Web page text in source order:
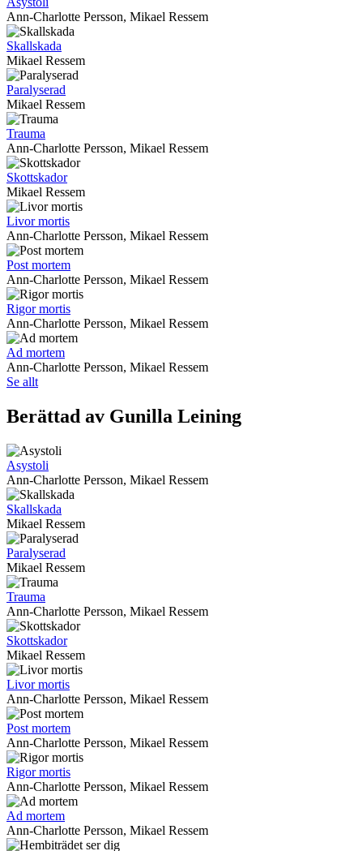
Ann-Charlotte Persson, Mikael Ressem
Skallskada
Mikael Ressem
Paralyserad
Mikael Ressem
Trauma
Ann-Charlotte Persson, Mikael Ressem
Skottskador
Mikael Ressem
Livor mortis
Ann-Charlotte Persson, Mikael Ressem
Post mortem
Ann-Charlotte Persson, Mikael Ressem
Rigor mortis
Ann-Charlotte Persson, Mikael Ressem
Ad mortem
Ann-Charlotte Persson, Mikael Ressem
Se allt
Berättad av Gunilla Leining
Asystoli
Ann-Charlotte Persson, Mikael Ressem
Skallskada
Mikael Ressem
Paralyserad
Mikael Ressem
Trauma
Ann-Charlotte Persson, Mikael Ressem
Skottskador
Mikael Ressem
Livor mortis
Ann-Charlotte Persson, Mikael Ressem
Post mortem
Ann-Charlotte Persson, Mikael Ressem
Rigor mortis
Ann-Charlotte Persson, Mikael Ressem
Ad mortem
Ann-Charlotte Persson, Mikael Ressem